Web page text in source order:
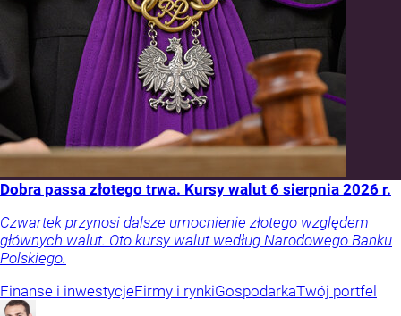
Dobra passa złotego trwa. Kursy walut 6 sierpnia 2026 r.
Czwartek przynosi dalsze umocnienie złotego względem
głównych walut. Oto kursy walut według Narodowego Banku
Polskiego.
Finanse i inwestycjeFirmy i rynkiGospodarkaTwój portfel